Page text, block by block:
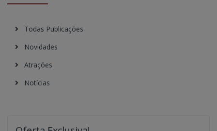
Todas Publicações
Novidades
Atrações
Notícias